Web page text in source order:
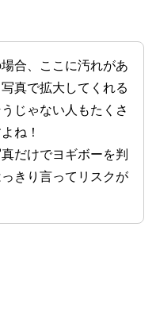
合、ここに汚れがあ
真で拡大してくれる
じゃない人もたくさ
ね！
だけでヨギボーを判
きり言ってリスクが